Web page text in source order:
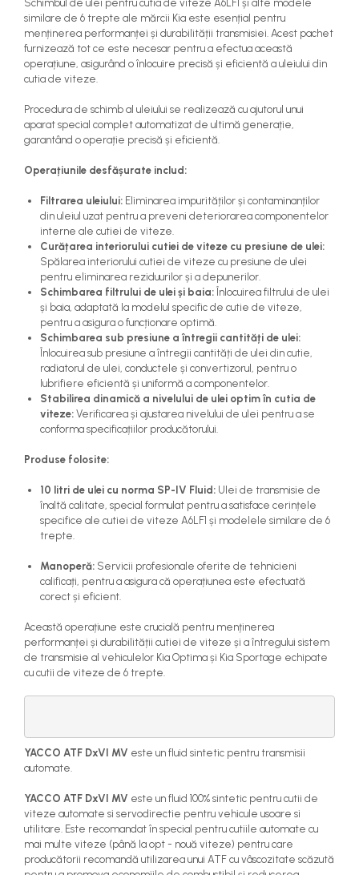
Schimbul de ulei pentru cutia de viteze A6LF1 și alte modele
similare de 6 trepte ale mărcii Kia este esențial pentru
menținerea performanței și durabilității transmisiei. Acest pachet
furnizează tot ce este necesar pentru a efectua această
operațiune, asigurând o înlocuire precisă și eficientă a uleiului din
cutia de viteze.
Procedura de schimb al uleiului se realizează cu ajutorul unui
aparat special complet automatizat de ultimă generație,
garantând o operație precisă și eficientă.
Operațiunile desfășurate includ:
Filtrarea uleiului: Eliminarea impurităților și contaminanților
din uleiul uzat pentru a preveni deteriorarea componentelor
interne ale cutiei de viteze.
Curățarea interiorului cutiei de viteze cu presiune de ulei:
Spălarea interiorului cutiei de viteze cu presiune de ulei
pentru eliminarea reziduurilor și a depunerilor.
Schimbarea filtrului de ulei și baia: Înlocuirea filtrului de ulei
și baia, adaptată la modelul specific de cutie de viteze,
pentru a asigura o funcționare optimă.
Schimbarea sub presiune a întregii cantități de ulei:
Înlocuirea sub presiune a întregii cantități de ulei din cutie,
radiatorul de ulei, conductele și convertizorul, pentru o
lubrifiere eficientă și uniformă a componentelor.
Stabilirea dinamică a nivelului de ulei optim în cutia de
viteze: Verificarea și ajustarea nivelului de ulei pentru a se
conforma specificațiilor producătorului.
Produse folosite:
10 litri de ulei cu norma SP-IV Fluid: Ulei de transmisie de
înaltă calitate, special formulat pentru a satisface cerințele
specifice ale cutiei de viteze A6LF1 și modelele similare de 6
trepte.
Manoperă: Servicii profesionale oferite de tehnicieni
calificați, pentru a asigura că operațiunea este efectuată
corect și eficient.
Această operațiune este crucială pentru menținerea
performanței și durabilității cutiei de viteze și a întregului sistem
de transmisie al vehiculelor Kia Optima și Kia Sportage echipate
cu cutii de viteze de 6 trepte.
YACCO ATF DxVI MV este un fluid sintetic pentru transmisii
automate.
YACCO ATF DxVI MV este un fluid 100% sintetic pentru cutii de
viteze automate si servodirectie pentru vehicule usoare si
utilitare. Este recomandat în special pentru cutiile automate cu
mai multe viteze (până la opt - nouă viteze) pentru care
producătorii recomandă utilizarea unui ATF cu vâscozitate scăzută